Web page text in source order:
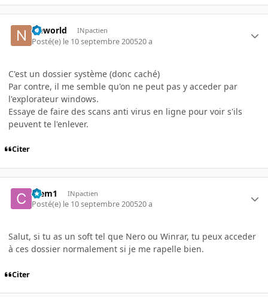
Neworld INpactien
Posté(e) le 10 septembre 200520 a
C'est un dossier système (donc caché)
Par contre, il me semble qu'on ne peut pas y acceder par
l'explorateur windows.
Essaye de faire des scans anti virus en ligne pour voir s'ils
peuvent te l'enlever.
Citer
Clem1 INpactien
Posté(e) le 10 septembre 200520 a
Salut, si tu as un soft tel que Nero ou Winrar, tu peux acceder
à ces dossier normalement si je me rapelle bien.
Citer